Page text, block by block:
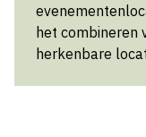
het combineren
herkenbare